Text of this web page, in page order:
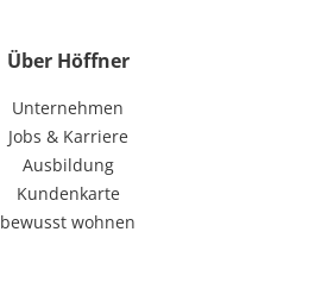
Über Höffner
Unternehmen
Jobs & Karriere
Ausbildung
Kundenkarte
bewusst wohnen